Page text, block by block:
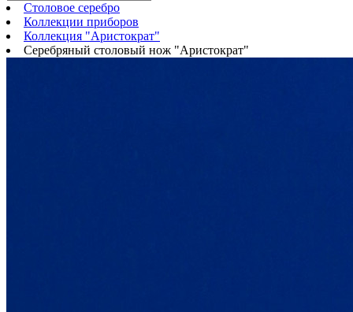
Столовое серебро
Коллекции приборов
Коллекция "Аристократ"
Серебряный столовый нож "Аристократ"